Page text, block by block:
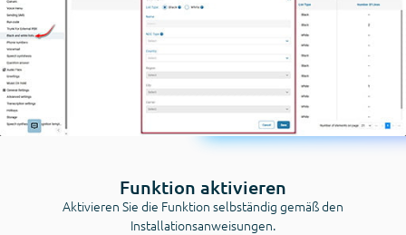
Funktion aktivieren
Aktivieren Sie die Funktion selbständig gemäß den
Installationsanweisungen.